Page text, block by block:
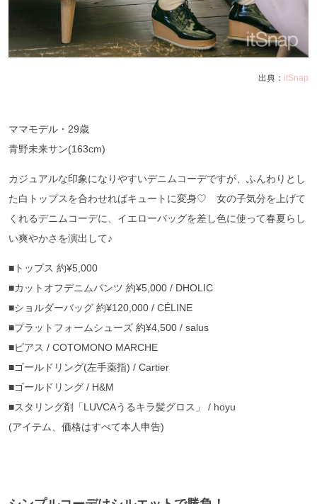
出典： itSnap
ママモデル・29歳
青野未来サン(163cm)
カジュアルな印象になりやすいデニムコーデですが、ふんわりとし
た白トップスを合わせればキュートに変身♡ 女の子気分を上げて
くれるデニムコーデに、イエローバッグを差し色に使って春夏らし
い爽やかさを演出して♪
■トップス 約¥5,000
■カットオフデニムパンツ 約¥5,000 / DHOLIC
■ショルダーバッグ 約¥120,000 / CÉLINE
■プラットフォームシューズ 約¥4,500 / salus
■ピアス / COTOMONO MARCHE
■ゴールドリング(左手薬指) / Cartier
■ゴールドリング / H&M
■スタリング剤「LUVCAうるキラ髪グロス」 / hoyu
(アイテム、価格はすべて本人申告)